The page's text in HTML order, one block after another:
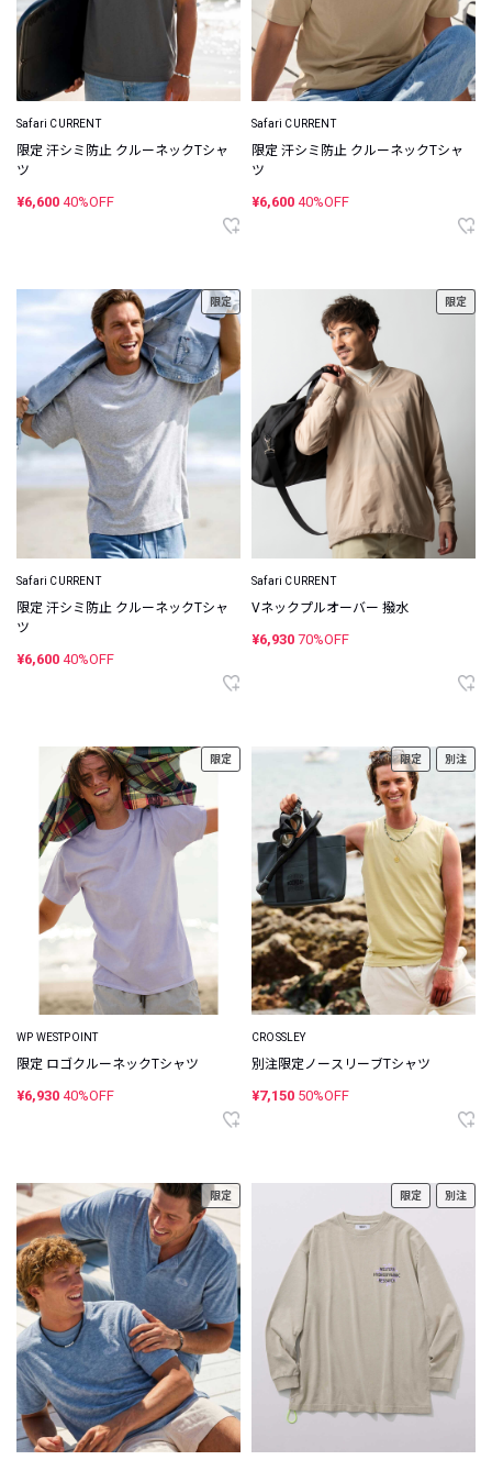
Safari CURRENT
限定 汗シミ防止 クルーネックTシャ
ツ
¥6,600 40%OFF
Safari CURRENT
限定 汗シミ防止 クルーネックTシャ
ツ
¥6,600 40%OFF
限定
Safari CURRENT
限定 汗シミ防止 クルーネックTシャ
ツ
¥6,600 40%OFF
限定
Safari CURRENT
Vネックプルオーバー 撥水
¥6,930 70%OFF
限定
WP WESTPOINT
限定 ロゴクルーネックTシャツ
¥6,930 40%OFF
限定 別注
CROSSLEY
別注限定ノースリーブTシャツ
¥7,150 50%OFF
限定 限定 別注